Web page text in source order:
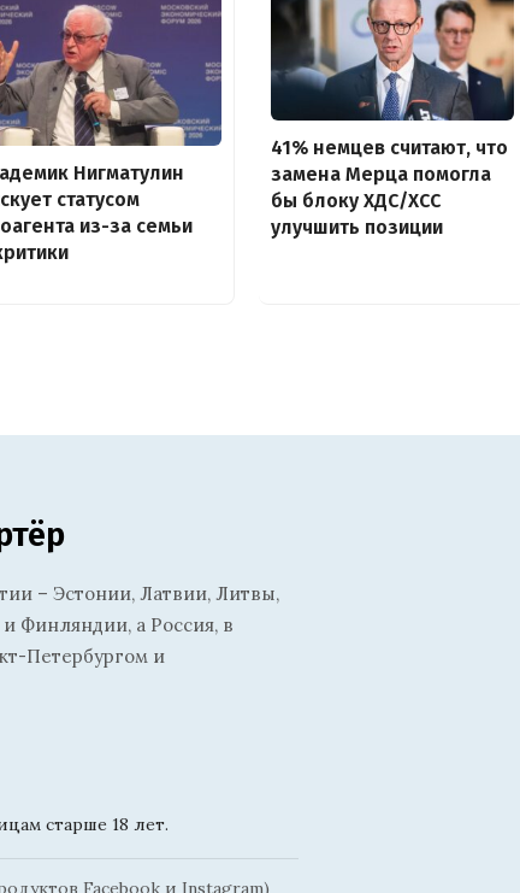
Нигматулин
статусом
из-за семьи
41% немцев считают, что
замена Мерца помогла
бы блоку ХДС/ХСС
улучшить позиции
– Эстонии, Латвии, Литвы,
Финляндии, а Россия, в
Петербургом и
старше 18 лет.
Facebook и Instagram)